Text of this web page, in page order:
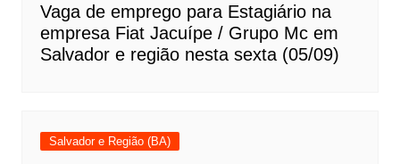
Vaga de emprego para Estagiário na
empresa Fiat Jacuípe / Grupo Mc em
Salvador e região nesta sexta (05/09)
Salvador e Região (BA)